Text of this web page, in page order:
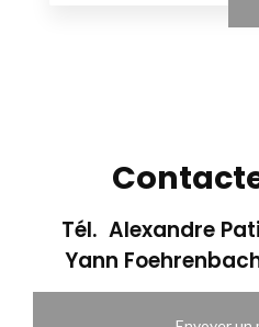
Tél. Alexandre
Yann